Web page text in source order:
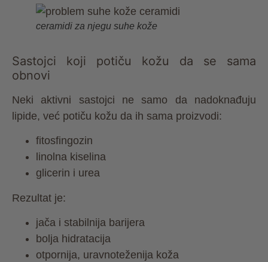
ceramidi za njegu suhe kože
Sastojci koji potiču kožu da se sama
obnovi
Neki aktivni sastojci ne samo da nadoknađuju
lipide, već potiču kožu da ih sama proizvodi:
fitosfingozin
linolna kiselina
glicerin i urea
Rezultat je:
jača i stabilnija barijera
bolja hidratacija
otpornija, uravnoteženija koža